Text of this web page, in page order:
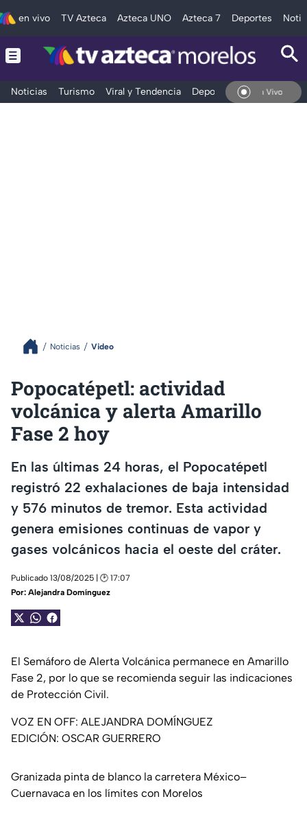
en vivo TV Azteca Azteca UNO Azteca 7 Deportes
Noticias Turismo Viral y Tendencia Deportes Espectáculos
En Vivo
Noticias Video
Popocatépetl: actividad
volcánica y alerta Amarillo
Fase 2 hoy
En las últimas 24 horas, el Popocatépetl
registró 22 exhalaciones de baja intensidad
y 576 minutos de tremor. Esta actividad
genera emisiones continuas de vapor y
gases volcánicos hacia el oeste del cráter.
Publicado 13/08/2025 | 🕑 17:07
Por: Alejandra Domínguez
El Semáforo de Alerta Volcánica permanece en Amarillo
Fase 2, por lo que se recomienda seguir las indicaciones
de Protección Civil.
VOZ EN OFF: ALEJANDRA DOMÍNGUEZ
EDICIÓN: OSCAR GUERRERO
Granizada pinta de blanco la carretera México–
Cuernavaca en los límites con Morelos